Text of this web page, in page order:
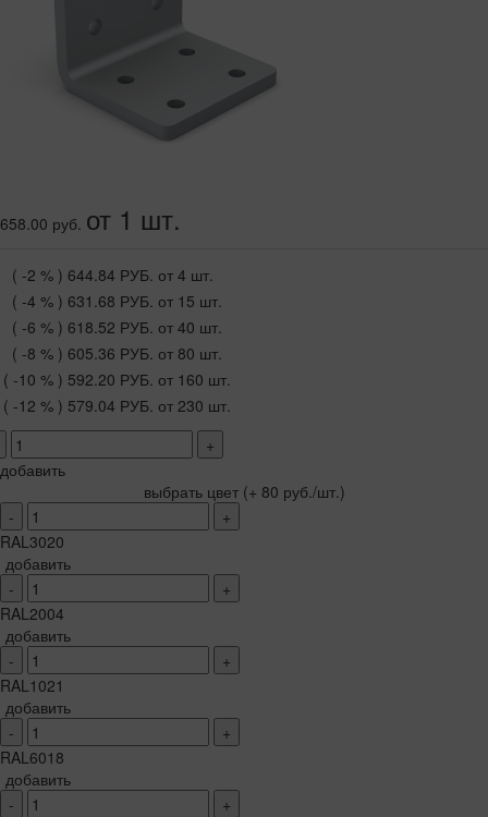
658.00 руб. от 1 шт.
( -2 % ) 644.84 РУБ. от 4 шт.
( -4 % ) 631.68 РУБ. от 15 шт.
( -6 % ) 618.52 РУБ. от 40 шт.
( -8 % ) 605.36 РУБ. от 80 шт.
( -10 % ) 592.20 РУБ. от 160 шт.
( -12 % ) 579.04 РУБ. от 230 шт.
+
добавить
выбрать цвет (+ 80 руб./шт.)
-
+
RAL3020
добавить
-
+
RAL2004
добавить
-
+
RAL1021
добавить
-
+
RAL6018
добавить
-
+